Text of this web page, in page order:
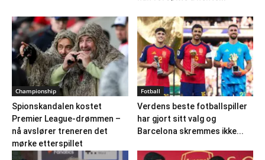
Championship
Spionskandalen kostet
Premier League-drømmen –
nå avslører treneren det
mørke etterspillet
Fotball
Verdens beste fotballspiller
har gjort sitt valg og
Barcelona skremmes ikke...